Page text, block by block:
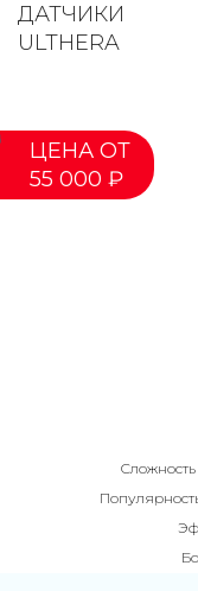
ДАТЧИКИ
ULTHERA
ЦЕНА ОТ
55 000 ₽